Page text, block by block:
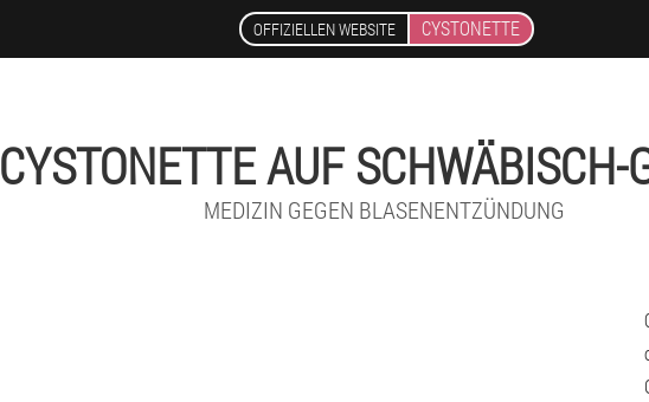
OFFIZIELLEN WEBSITE CYSTONETTE
CYSTONETTE AUF SCHWÄBISCH-
MEDIZIN GEGEN BLASENENTZÜNDUNG